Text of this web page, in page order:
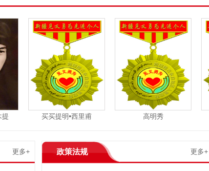
买买提明•西里甫 高明秀
更多+ 政策法规 更多+